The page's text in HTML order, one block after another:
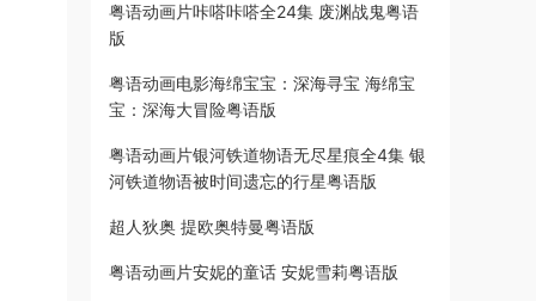
粤语动画片咔嗒咔嗒全24集 废渊战鬼粤语
版
粤语动画电影海绵宝宝：深海寻宝 海绵宝
宝：深海大冒险粤语版
粤语动画片银河铁道物语无尽星痕全4集 银
河铁道物语被时间遗忘的行星粤语版
超人狄奥 提欧奥特曼粤语版
粤语动画片安妮的童话 安妮雪莉粤语版